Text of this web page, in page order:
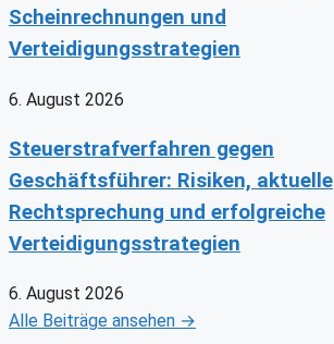
Scheinrechnungen und
Verteidigungsstrategien
6. August 2026
Steuerstrafverfahren gegen
Geschäftsführer: Risiken, aktuelle
Rechtsprechung und erfolgreiche
Verteidigungsstrategien
6. August 2026
Alle Beiträge ansehen →